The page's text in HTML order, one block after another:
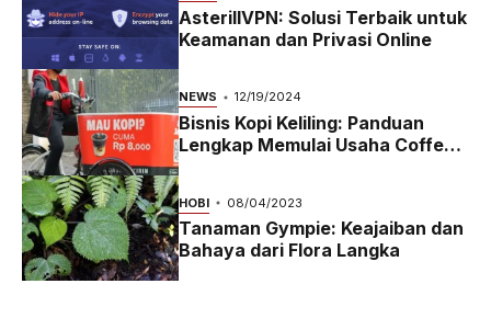
AsterillVPN: Solusi Terbaik untuk
Keamanan dan Privasi Online
NEWS 12/19/2024
Bisnis Kopi Keliling: Panduan
Lengkap Memulai Usaha Coffee
Bike yang Menguntungkan di
2024
HOBI 08/04/2023
Tanaman Gympie: Keajaiban dan
Bahaya dari Flora Langka